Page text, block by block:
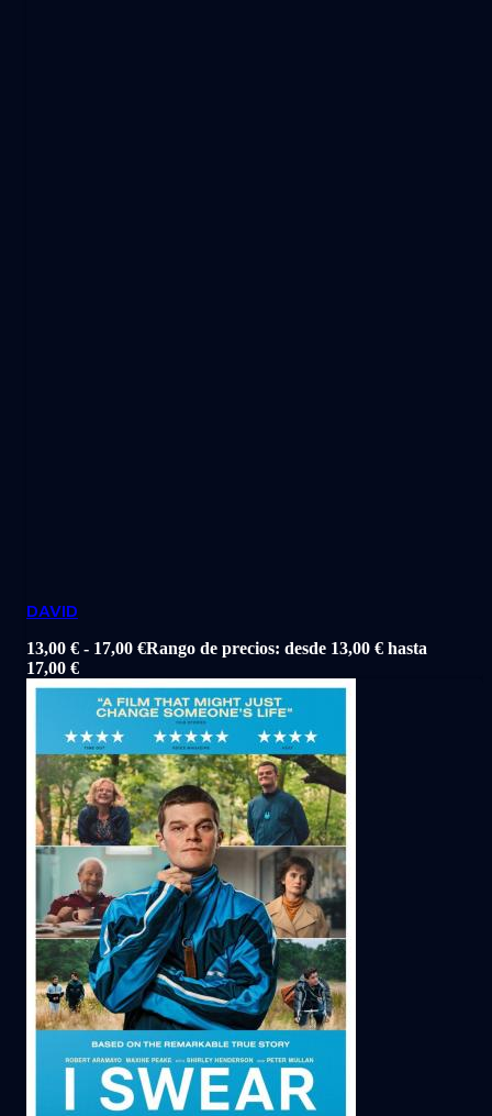
DAVID
13,00 € - 17,00 €Rango de precios: desde 13,00 € hasta
17,00 €